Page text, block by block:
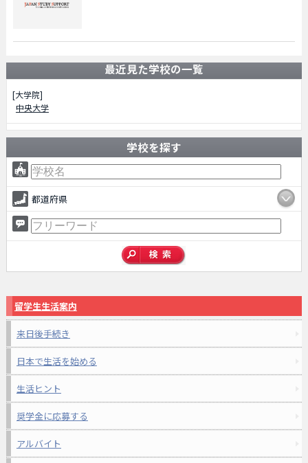
最近見た学校の一覧
[大学院]
中央大学
学校を探す
都道府県
留学生生活案内
来日後手続き
日本で生活を始める
生活ヒント
奨学金に応募する
アルバイト